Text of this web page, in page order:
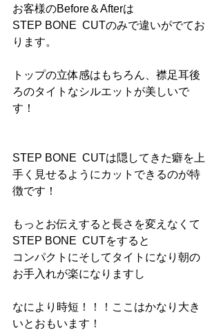
お客様のBefore＆Afterは
STEP BONE  CUTのみで違いがでてお
ります。
トップの立体感はもちろん、襟足耳後
ろのタイトなシルエットが美しいで
す！
STEP BONE  CUTは隠してきた癖を上
手く見せるようにカットできるのが特
徴です！
もっとお伝えすると長さを変えなくて
STEP BONE  CUTをすると
コンパクトにそしてタイトになり朝の
お手入れが楽になりますし
なにより時短！！！ここはかなり大き
いとおもいます！